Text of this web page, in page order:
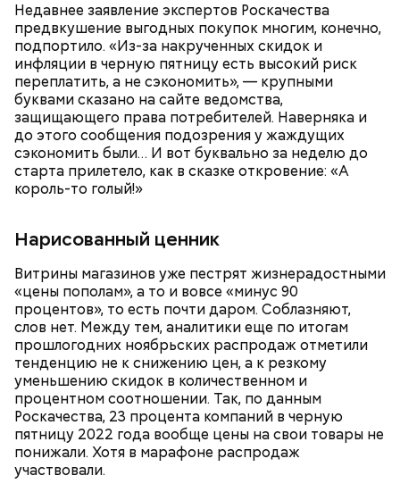
Недавнее заявление экспертов Роскачества
предвкушение выгодных покупок многим, конечно,
подпортило. «Из-за накрученных скидок и
инфляции в черную пятницу есть высокий риск
переплатить, а не сэкономить», — крупными
буквами сказано на сайте ведомства,
защищающего права потребителей. Наверняка и
до этого сообщения подозрения у жаждущих
сэкономить были… И вот буквально за неделю до
старта прилетело, как в сказке откровение: «А
король-то голый!»
Нарисованный ценник
Витрины магазинов уже пестрят жизнерадостными
«цены пополам», а то и вовсе «минус 90
процентов», то есть почти даром. Соблазняют,
слов нет. Между тем, аналитики еще по итогам
прошлогодних ноябрьских распродаж отметили
тенденцию не к снижению цен, а к резкому
уменьшению скидок в количественном и
процентном соотношении. Так, по данным
Роскачества, 23 процента компаний в черную
пятницу 2022 года вообще цены на свои товары не
понижали. Хотя в марафоне распродаж
участвовали.